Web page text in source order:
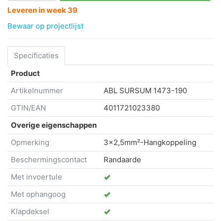
Leveren in week 39
Bewaar op projectlijst
Specificaties
Product
Artikelnummer
ABL SURSUM 1473-190
GTIN/EAN
4011721023380
Overige eigenschappen
Opmerking
3x2,5mm²-Hangkoppeling
Beschermingscontact
Randaarde
Met invoertule
Met ophangoog
Klapdeksel